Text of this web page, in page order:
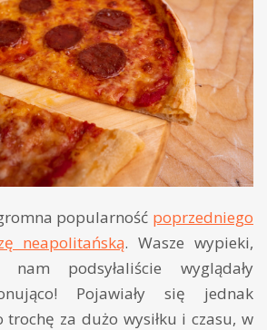
popularność poprzedniego
neapolitańską. Wasze wypieki,
podsyłaliście wyglądały
Pojawiały się jednak
trochę za dużo wysiłku i czasu, w